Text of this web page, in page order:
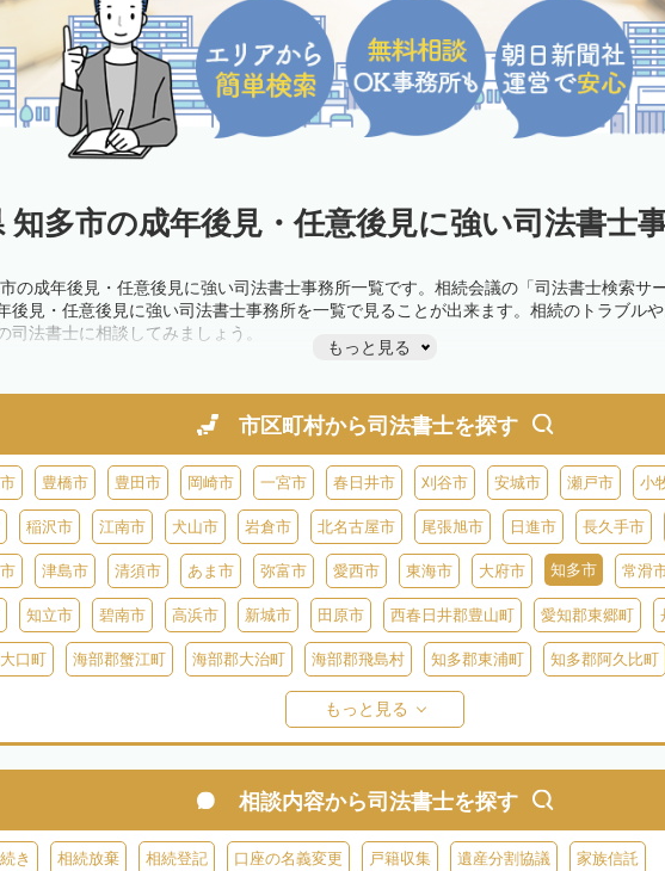
知多市の成年後見・任意後見に強い司法書士
の成年後見・任意後見に強い司法書士事務所一覧です。相続会議の「司法書士検索サ
後見・任意後見に強い司法書士事務所を一覧で見ることが出来ます。相続のトラブル
司法書士に相談してみましょう。
もっと見る
市区町村から司法書士を探す
豊橋市 豊田市 岡崎市 一宮市 春日井市 刈谷市 安城市 瀬戸市 小
稲沢市 江南市 犬山市 岩倉市 北名古屋市 尾張旭市 日進市 長久手市
津島市 清須市 あま市 弥富市 愛西市 東海市 大府市 知多市 常滑
知立市 碧南市 高浜市 新城市 田原市 西春日井郡豊山町 愛知郡東郷町
口町 海部郡蟹江町 海部郡大治町 海部郡飛島村 知多郡東浦町 知多郡阿久比町
北設楽郡設楽町
もっと見る
相談内容から司法書士を探す
き 相続放棄 相続登記 口座の名義変更 戸籍収集 遺産分割協議 家族信託